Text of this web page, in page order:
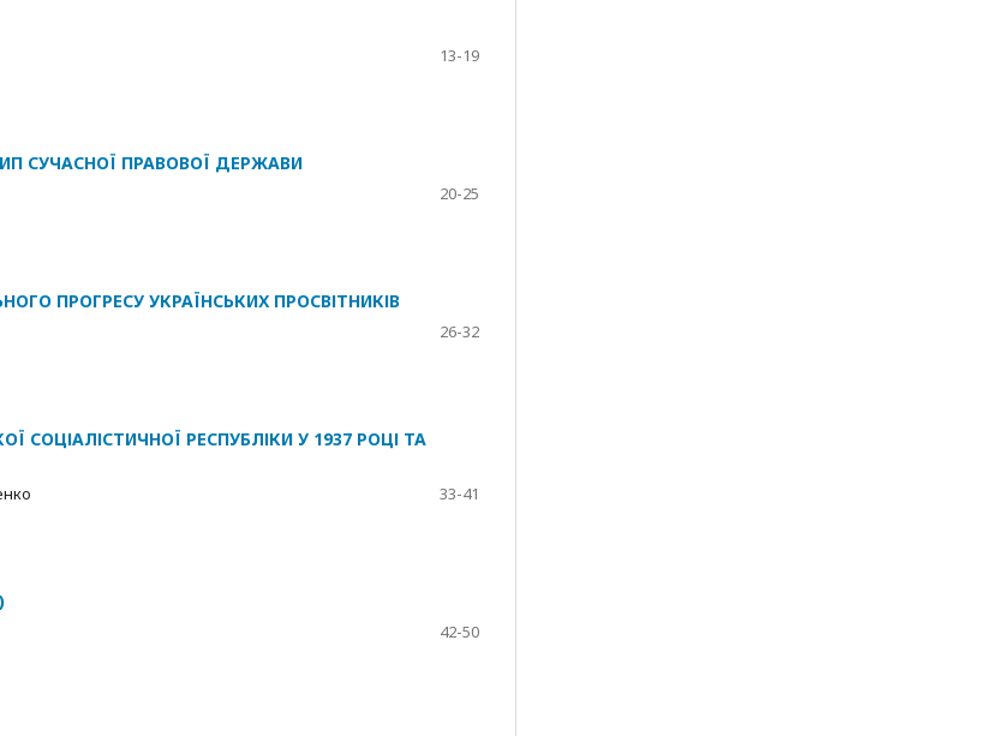
13-19
СУЧАСНОЇ ПРАВОВОЇ ДЕРЖАВИ
20-25
ПРОГРЕСУ УКРАЇНСЬКИХ ПРОСВІТНИКІВ
26-32
СОЦІАЛІСТИЧНОЇ РЕСПУБЛІКИ У 1937 РОЦІ ТА
33-41
42-50